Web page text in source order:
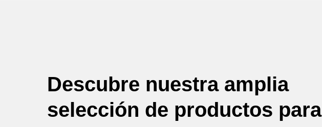
Descubre nuestra amplia
selección de productos para